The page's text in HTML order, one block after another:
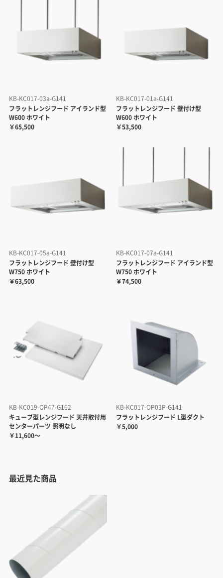
KB-KC017-03a-G141
フラットレンジフード アイランド型
W600 ホワイト
￥65,500
KB-KC017-01a-G141
フラットレンジフード 壁付け型
W600 ホワイト
￥53,500
KB-KC017-05a-G141
フラットレンジフード 壁付け型
W750 ホワイト
￥63,500
KB-KC017-07a-G141
フラットレンジフード アイランド型
W750 ホワイト
￥74,500
KB-KC019-OP47-G162
キューブ型レンジフード 天井取付用
センターパーツ 照明なし
￥11,600～
KB-KC017-OP03P-G141
フラットレンジフード L型ダクト
￥5,000
最近見た商品